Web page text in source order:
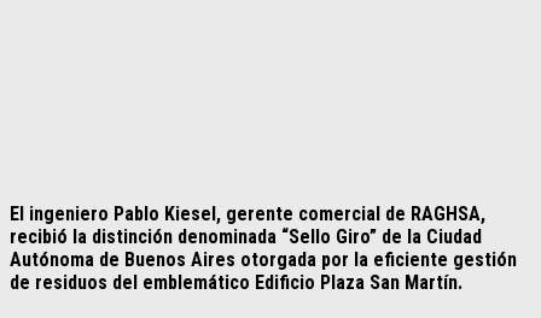
El ingeniero Pablo Kiesel, gerente comercial de RAGHSA,
recibió la distinción denominada “Sello Giro” de la Ciudad
Autónoma de Buenos Aires otorgada por la eficiente gestión
de residuos del emblemático Edificio Plaza San Martín.